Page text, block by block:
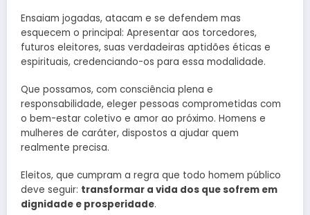
Ensaiam jogadas, atacam e se defendem mas
esquecem o principal: Apresentar aos torcedores,
futuros eleitores, suas verdadeiras aptidões éticas e
espirituais, credenciando-os para essa modalidade.
Que possamos, com consciência plena e
responsabilidade, eleger pessoas comprometidas com
o bem-estar coletivo e amor ao próximo. Homens e
mulheres de caráter, dispostos a ajudar quem
realmente precisa.
Eleitos, que cumpram a regra que todo homem público
deve seguir: transformar a vida dos que sofrem em
dignidade e prosperidade.